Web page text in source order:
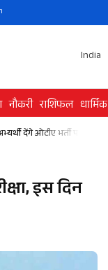
India
नौकरी राशिफल धार्मिक
देंगे ओटीए भर्ती परीक्षा,
इस दिन